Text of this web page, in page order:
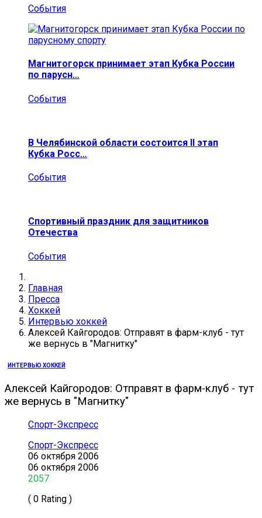
События
Магнитогорск принимает этап Кубка России
по парусн…
События
В Челябинской области состоится II этап
Кубка Росс…
События
Спортивный праздник для защитников
Отечества
События
Главная
Пресса
Хоккей
Интервью хоккей
Алексей Кайгородов: Отправят в фарм-клуб - тут
же вернусь в "Магнитку"
ИНТЕРВЬЮ ХОККЕЙ
Алексей Кайгородов: Отправят в фарм-клуб - тут
же вернусь в "Магнитку"
Спорт-Экспресс
Спорт-Экспресс
06 октября 2006
06 октября 2006
2057
( 0 Rating )